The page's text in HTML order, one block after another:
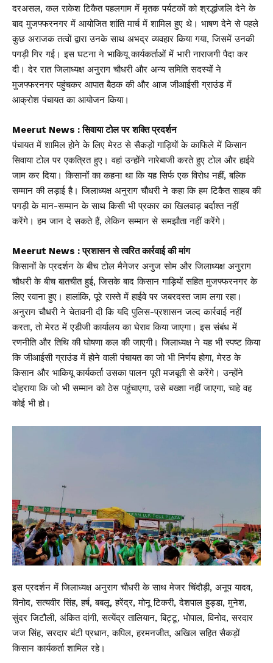
दरअसल, कल राकेश टिकैत पहलगाम में मृतक पर्यटकों को श्रद्धांजलि देने के
बाद मुजफ्फरनगर में आयोजित शांति मार्च में शामिल हुए थे। भाषण देने से पहले
कुछ अराजक तत्वों द्वारा उनके साथ अभद्र व्यवहार किया गया, जिसमें उनकी
पगड़ी गिर गई। इस घटना ने भाकियू कार्यकर्ताओं में भारी नाराजगी पैदा कर
दी। देर रात जिलाध्यक्ष अनुराग चौधरी और अन्य समिति सदस्यों ने
मुजफ्फरनगर पहुंचकर आपात बैठक की और आज जीआईसी ग्राउंड में
आक्रोश पंचायत का आयोजन किया।
Meerut News : सिवाया टोल पर शक्ति प्रदर्शन
पंचायत में शामिल होने के लिए मेरठ से सैकड़ों गाड़ियों के काफिले में किसान
सिवाया टोल पर एकत्रित हुए। वहां उन्होंने नारेबाजी करते हुए टोल और हाईवे
जाम कर दिया। किसानों का कहना था कि यह सिर्फ एक विरोध नहीं, बल्कि
सम्मान की लड़ाई है। जिलाध्यक्ष अनुराग चौधरी ने कहा कि हम टिकैत साहब की
पगड़ी के मान-सम्मान के साथ किसी भी प्रकार का खिलवाड़ बर्दाश्त नहीं
करेंगे। हम जान दे सकते हैं, लेकिन सम्मान से समझौता नहीं करेंगे।
Meerut News : प्रशासन से त्वरित कार्रवाई की मांग
किसानों के प्रदर्शन के बीच टोल मैनेजर अनुज सोम और जिलाध्यक्ष अनुराग
चौधरी के बीच बातचीत हुई, जिसके बाद किसान गाड़ियों सहित मुजफ्फरनगर के
लिए रवाना हुए। हालांकि, पूरे रास्ते में हाईवे पर जबरदस्त जाम लगा रहा।
अनुराग चौधरी ने चेतावनी दी कि यदि पुलिस-प्रशासन जल्द कार्रवाई नहीं
करता, तो मेरठ में एडीजी कार्यालय का घेराव किया जाएगा। इस संबंध में
रणनीति और तिथि की घोषणा कल की जाएगी। जिलाध्यक्ष ने यह भी स्पष्ट किया
कि जीआईसी ग्राउंड में होने वाली पंचायत का जो भी निर्णय होगा, मेरठ के
किसान और भाकियू कार्यकर्ता उसका पालन पूरी मजबूती से करेंगे। उन्होंने
दोहराया कि जो भी सम्मान को ठेस पहुंचाएगा, उसे बख्शा नहीं जाएगा, चाहे वह
कोई भी हो।
इस प्रदर्शन में जिलाध्यक्ष अनुराग चौधरी के साथ मेजर चिंदौड़ी, अनूप यादव,
विनोद, सत्यवीर सिंह, हर्ष, बबलू, हरेंद्र, मोनू टिकरी, देशपाल हुड्डा, मुनेश,
सुंदर जिटौली, अंकित दांगी, सत्येंद्र तालियान, बिट्टू, भोपाल, विनोद, सरदार
जज सिंह, सरदार बंटी प्रधान, कपिल, हरमनजीत, अखिल सहित सैकड़ों
किसान कार्यकर्ता शामिल रहे।